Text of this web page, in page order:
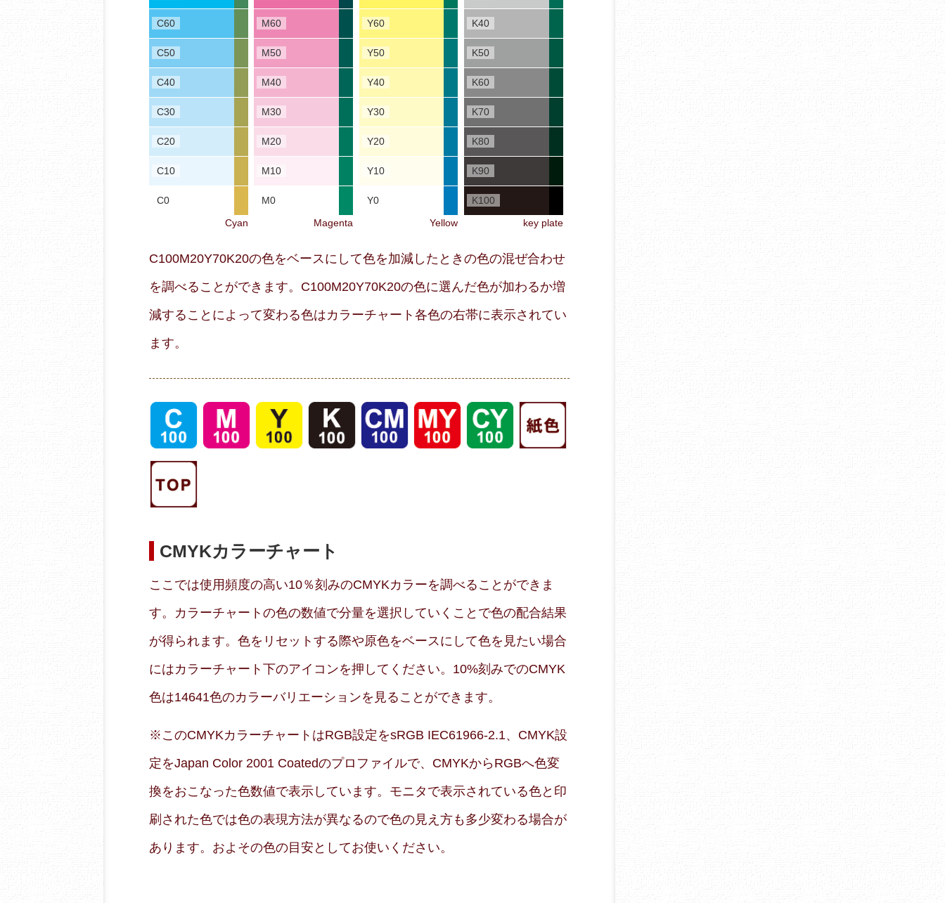
C60
C50
C40
C30
C20
C10
C0
Cyan
M60
M50
M40
M30
M20
M10
M0
Magenta
Y60
Y50
Y40
Y30
Y20
Y10
Y0
Yellow
K40
K50
K60
K70
K80
K90
K100
key plate
C100M20Y70K20の色をベースにして色を加減したときの色の混ぜ合わせ
を調べることができます。C100M20Y70K20の色に選んだ色が加わるか増
減することによって変わる色はカラーチャート各色の右帯に表示されてい
ます。
CMYKカラーチャート
ここでは使用頻度の高い10％刻みのCMYKカラーを調べることができま
す。カラーチャートの色の数値で分量を選択していくことで色の配合結果
が得られます。色をリセットする際や原色をベースにして色を見たい場合
にはカラーチャート下のアイコンを押してください。10%刻みでのCMYK
色は14641色のカラーバリエーションを見ることができます。
※このCMYKカラーチャートはRGB設定をsRGB IEC61966-2.1、CMYK設
定をJapan Color 2001 Coatedのプロファイルで、CMYKからRGBへ色変
換をおこなった色数値で表示しています。モニタで表示されている色と印
刷された色では色の表現方法が異なるので色の見え方も多少変わる場合が
あります。およその色の目安としてお使いください。